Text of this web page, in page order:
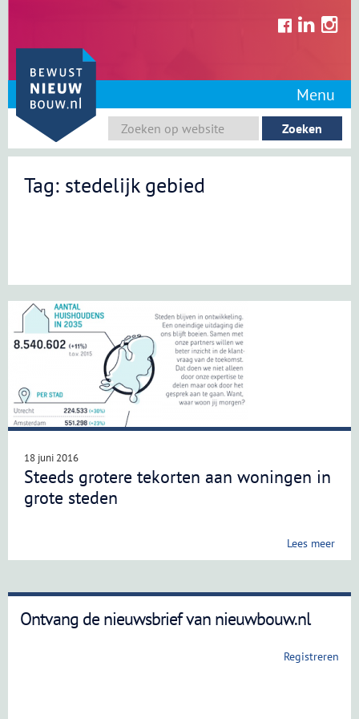
content
Menu
Tag: stedelijk gebied
18 juni 2016
Steeds grotere tekorten aan woningen in
grote steden
Lees meer
Ontvang de nieuwsbrief van nieuwbouw.nl
Registreren